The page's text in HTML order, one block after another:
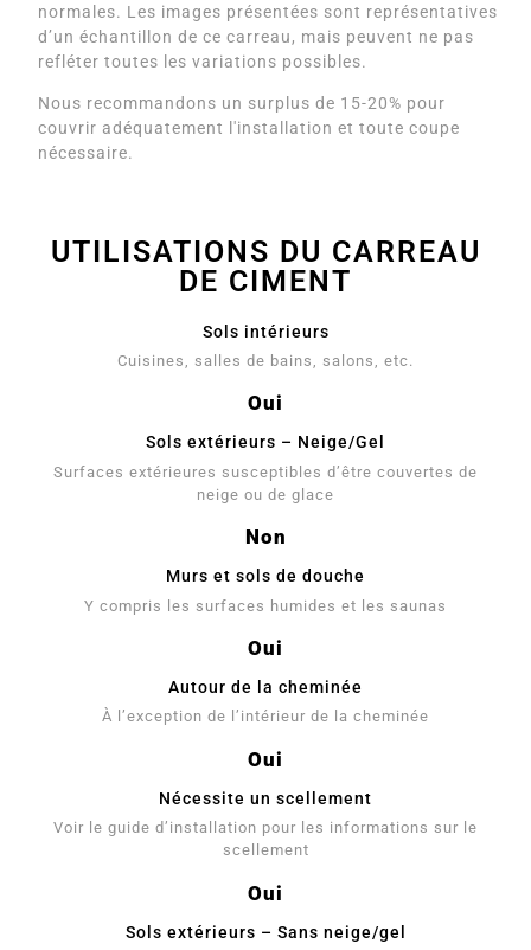
normales. Les images présentées sont représentatives
d’un échantillon de ce carreau, mais peuvent ne pas
refléter toutes les variations possibles.
Nous recommandons un surplus de 15-20% pour
couvrir adéquatement l'installation et toute coupe
nécessaire.
UTILISATIONS DU CARREAU
DE CIMENT
Sols intérieurs
Cuisines, salles de bains, salons, etc.
Oui
Sols extérieurs – Neige/Gel
Surfaces extérieures susceptibles d’être couvertes de
neige ou de glace
Non
Murs et sols de douche
Y compris les surfaces humides et les saunas
Oui
Autour de la cheminée
À l’exception de l’intérieur de la cheminée
Oui
Nécessite un scellement
Voir le guide d’installation pour les informations sur le
scellement
Oui
Sols extérieurs – Sans neige/gel